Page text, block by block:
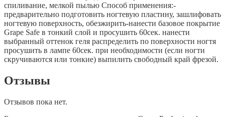
спиливание, мелкой пылью Способ применения:-
предварительно подготовить ногтевую пластину, зашлифовать
ногтевую поверхность, обезжирить-нанести базовое покрытие
Grape Safe в тонкий слой и просушить 60сек. нанести
выбранный оттенок геля распределить по поверхности ногтя
просушить в лампе 60сек. при необходимости (если ногти
скручиваются или тонкие) выпилить свободный край фрезой.
Отзывы
Отзывов пока нет.